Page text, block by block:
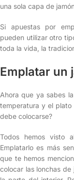
una sola capa de
Si apuestas por
pueden utilizar otro
toda la vida, la
Emplatar un
Ahora que ya sabes
temperatura y el
debe colocarse?
Todos hemos visto
Emplatarlo es más
que te hemos
colocar las lonchas